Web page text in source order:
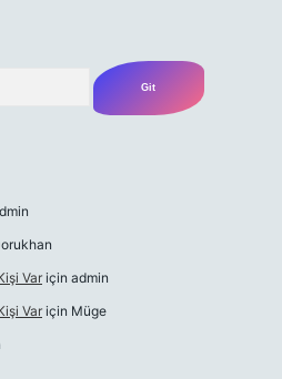
Var için admin
Var için Müge